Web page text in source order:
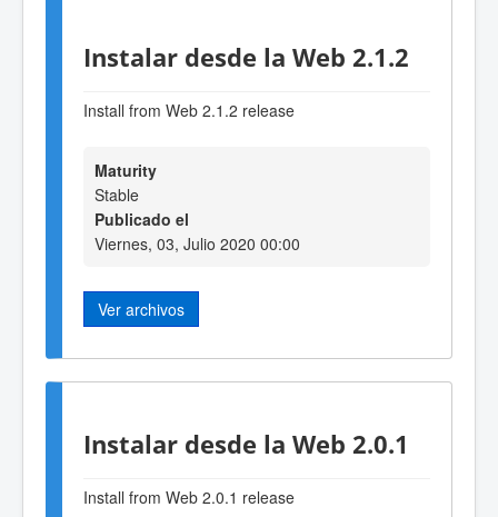
Instalar desde la Web 2.1.2
Install from Web 2.1.2 release
Maturity
Stable
Publicado el
Viernes, 03, Julio 2020 00:00
Ver archivos
Instalar desde la Web 2.0.1
Install from Web 2.0.1 release